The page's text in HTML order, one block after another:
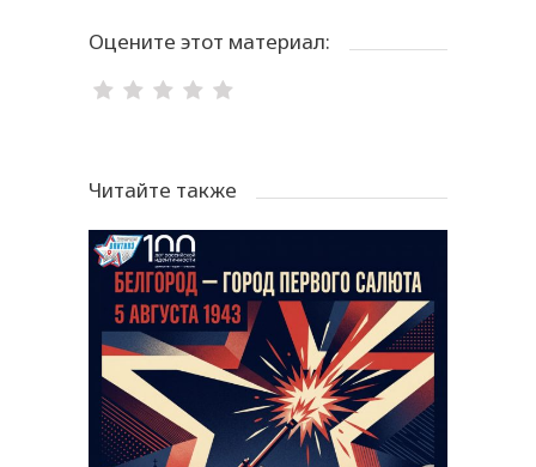
Оцените этот материал:
Читайте также